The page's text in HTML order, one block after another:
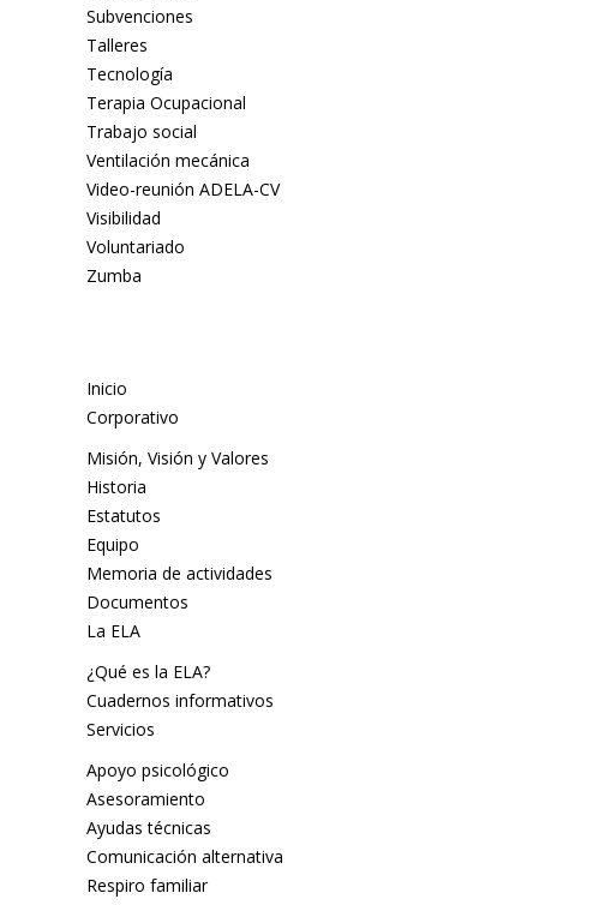
Subvenciones
Talleres
Tecnología
Terapia Ocupacional
Trabajo social
Ventilación mecánica
Video-reunión ADELA-CV
Visibilidad
Voluntariado
Zumba
Inicio
Corporativo
Misión, Visión y Valores
Historia
Estatutos
Equipo
Memoria de actividades
Documentos
La ELA
¿Qué es la ELA?
Cuadernos informativos
Servicios
Apoyo psicológico
Asesoramiento
Ayudas técnicas
Comunicación alternativa
Respiro familiar